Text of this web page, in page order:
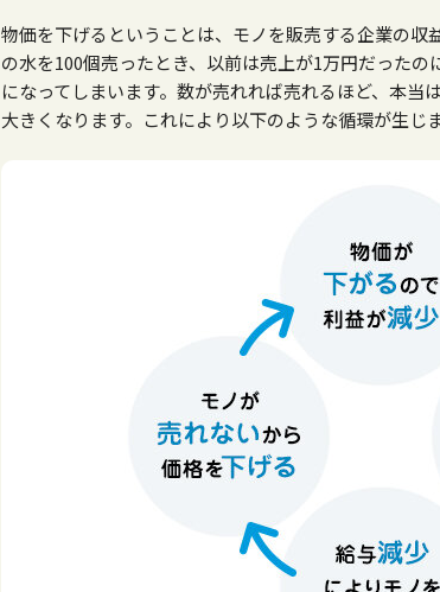
物価を下げるということは、モノを販売する企業の収
の水を100個売ったとき、以前は売上が1万円だった
になってしまいます。数が売れれば売れるほど、本当
大きくなります。これにより以下のような循環が生じま